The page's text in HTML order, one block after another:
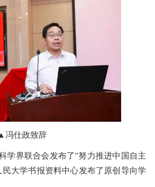
冯仕政致辞
学界联合会发布了“努力推进中国自主
大学书报资料中心发布了原创导向学